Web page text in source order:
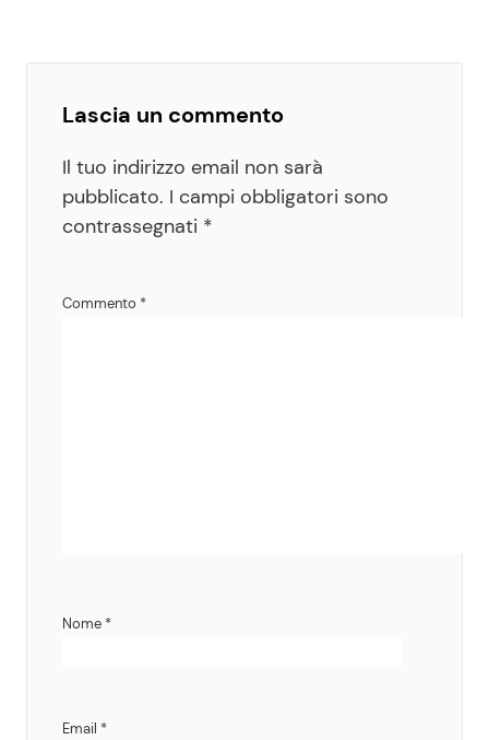
Lascia un commento
Il tuo indirizzo email non sarà
pubblicato. I campi obbligatori sono
contrassegnati *
Commento *
Nome *
Email *